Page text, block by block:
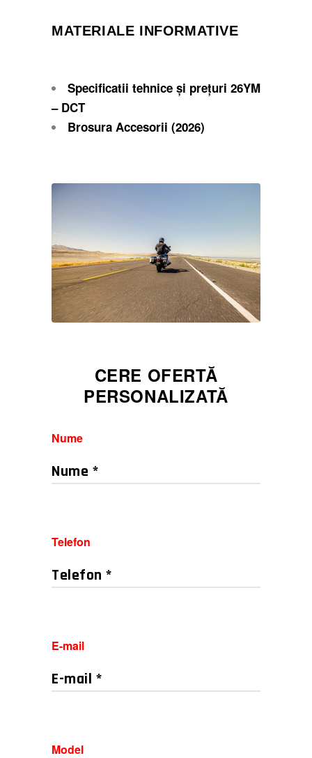
MATERIALE INFORMATIVE
Specificatii tehnice și prețuri 26YM
– DCT
Brosura Accesorii (2026)
CERE OFERTĂ
PERSONALIZATĂ
Nume
Telefon
E-mail
Model